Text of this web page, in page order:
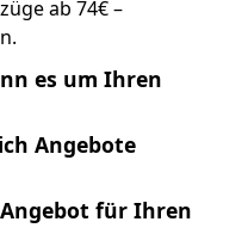
ab 74€ –
es um Ihren
Angebote
Angebot für Ihren